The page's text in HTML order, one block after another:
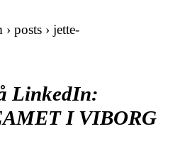
posts › jette-
LinkedIn:
I VIBORG